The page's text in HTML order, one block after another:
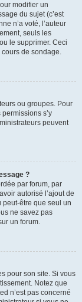
modifier un
du sujet (c’est
n’a voté, l’auteur
seuls les
le supprimer. Ceci
de sondage.
ou groupes. Pour
s’y
peuvent
?
par forum, par
autorisé l’ajout de
peut-être que seul un
ne savez pas
un forum.
pour son site. Si vous
Notez que
n’est pas concerné